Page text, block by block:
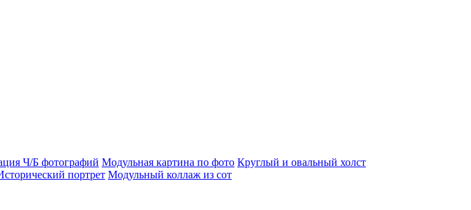
Ч/Б фотографий Модульная картина по фото Круглый и овальный холст
портрет Модульный коллаж из сот